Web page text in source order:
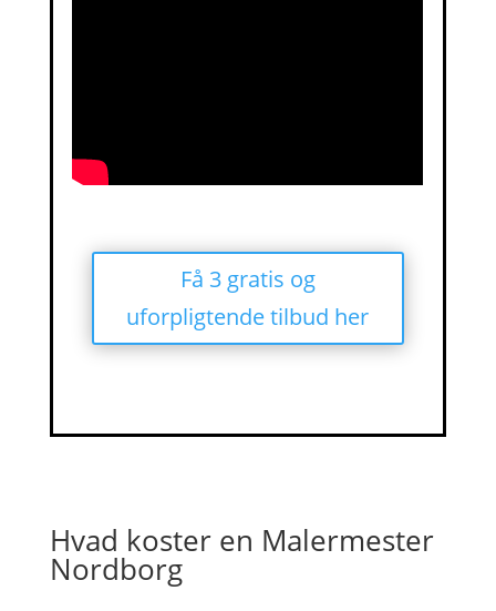
Få 3 gratis og
uforpligtende tilbud her
Hvad koster en Malermester
Nordborg